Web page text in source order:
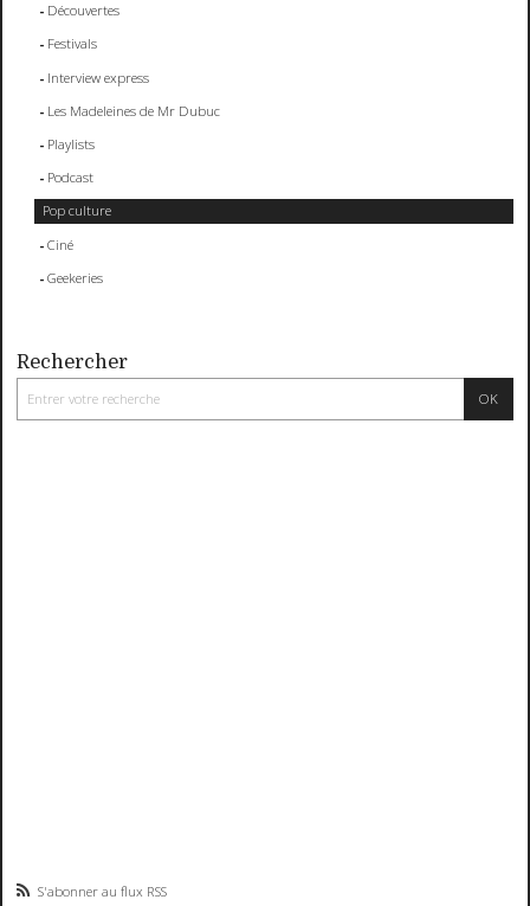
Découvertes
Festivals
Interview express
Les Madeleines de Mr Dubuc
Playlists
Podcast
Pop culture
Ciné
Geekeries
Rechercher
S'abonner au flux RSS